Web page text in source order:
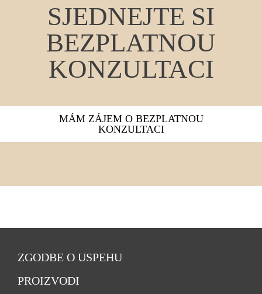
SJEDNEJTE SI
BEZPLATNOU
KONZULTACI
MÁM ZÁJEM O BEZPLATNOU
KONZULTACI
ZGODBE O USPEHU
PROIZVODI